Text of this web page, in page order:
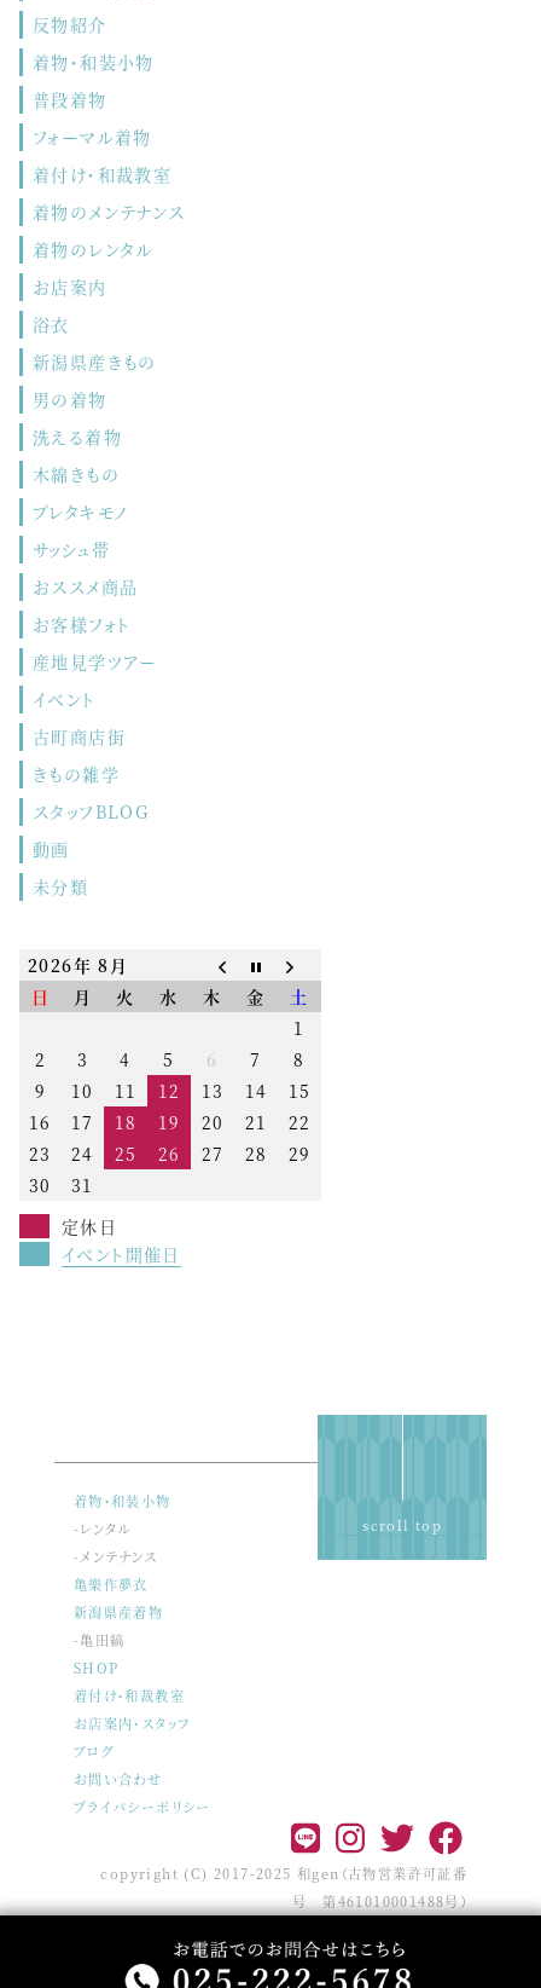
反物紹介
着物・和装小物
普段着物
フォーマル着物
着付け・和裁教室
着物のメンテナンス
着物のレンタル
お店案内
浴衣
新潟県産きもの
男の着物
洗える着物
木綿きもの
プレタキモノ
サッシュ帯
おススメ商品
お客様フォト
産地見学ツアー
イベント
古町商店街
きもの雑学
スタッフBLOG
動画
未分類
2026年 8月
日
月 火 水 木 金
土
1
2
3 4 5 6 7
8
9
10 11 12 13 14
15
16
17 18 19 20 21
22
23
24 25 26 27 28
29
30
31
定休日
イベント開催日
scroll top
着物・和装小物
-レンタル
-メンテナンス
亀樂作夢衣
新潟県産着物
-亀田縞
SHOP
着付け・和裁教室
お店案内・スタッフ
ブログ
お問い合わせ
プライバシーポリシー
copyright (C) 2017-2025 和gen（古物営業許可証番
号 第461010001488号）